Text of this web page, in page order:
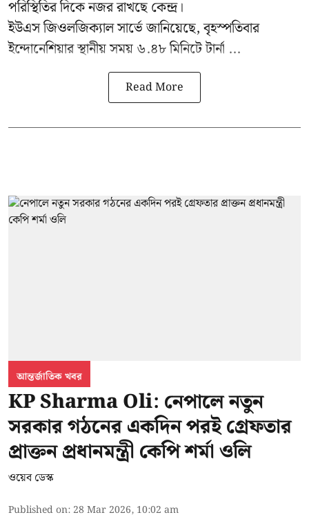
পরিস্থিতির দিকে নজর রাখছে কেন্দ্র।
ইউএস জিওলজিক্যাল সার্ভে জানিয়েছে, বৃহস্পতিবার
ইন্দোনেশিয়ার স্থানীয় সময় ৬.৪৮ মিনিটে টার্না ...
Read More
আন্তর্জাতিক খবর
KP Sharma Oli: নেপালে নতুন
সরকার গঠনের একদিন পরই গ্রেফতার
প্রাক্তন প্রধানমন্ত্রী কেপি শর্মা ওলি
ওয়েব ডেস্ক
Published on: 28 Mar 2026, 10:02 am